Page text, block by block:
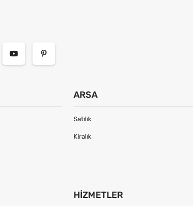
ARSA
Satılık
Kiralık
HIZMETLER